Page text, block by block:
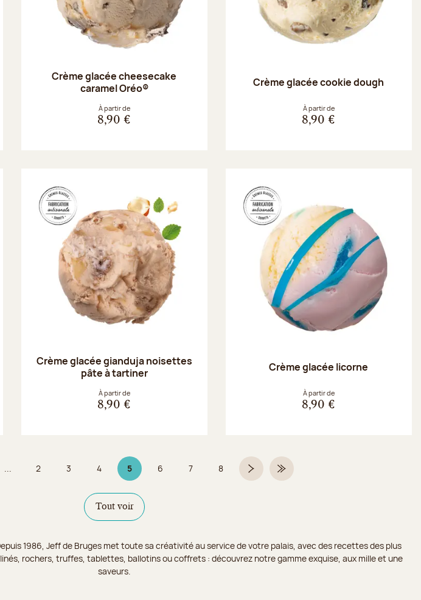
Crème glacée cheesecake
caramel Oréo®
À partir de
8,90 €
Crème glacée cookie dough
À partir de
8,90 €
Crème glacée gianduja noisettes
pâte à tartiner
À partir de
8,90 €
Crème glacée licorne
À partir de
8,90 €
... Page
2 Page
3 Page
4 5Page 5 sur 9
Page
6 Page
7 Page
8 Page suivanteDernière page
Tout voir
1986, Jeff de Bruges met toute sa créativité au service de votre palais, avec des recettes des plus
rochers, truffes, tablettes, ballotins ou coffrets : découvrez notre gamme exquise, aux mille et une
saveurs.